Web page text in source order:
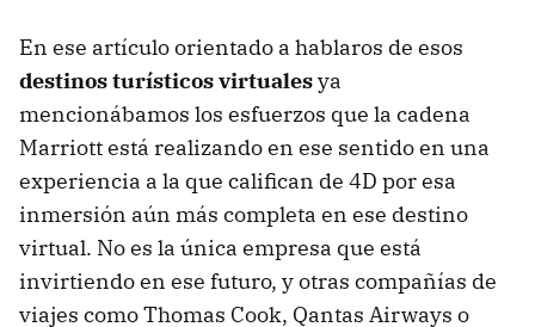
En ese artículo orientado a hablaros de esos
destinos turísticos virtualesya
mencionábamos los esfuerzos que la cadena
Marriott está realizando en ese sentido en una
experiencia a la que califican de 4D por esa
inmersión aún más completa en ese destino
virtual. No es la única empresa que está
invirtiendo en ese futuro, y otras compañías de
viajes como Thomas Cook, Qantas Airways o